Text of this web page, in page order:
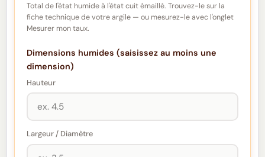
Total de l'état humide à l'état cuit émaillé. Trouvez-le sur la
fiche technique de votre argile — ou mesurez-le avec l'onglet
Mesurer mon taux.
Dimensions humides (saisissez au moins une
dimension)
Hauteur
Largeur / Diamètre